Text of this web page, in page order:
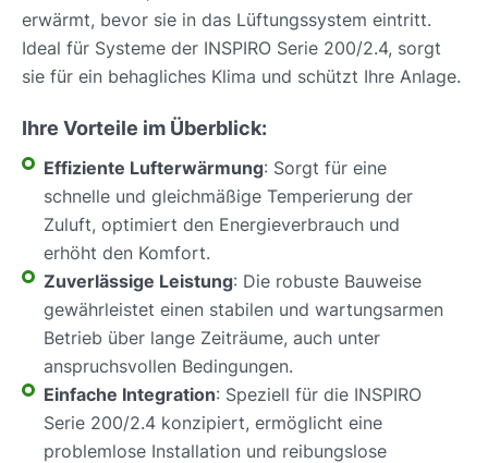
erwärmt, bevor sie in das Lüftungssystem eintritt.
Ideal für Systeme der INSPIRO Serie 200/2.4, sorgt
sie für ein behagliches Klima und schützt Ihre Anlage.
Ihre Vorteile im Überblick:
Effiziente Lufterwärmung: Sorgt für eine
schnelle und gleichmäßige Temperierung der
Zuluft, optimiert den Energieverbrauch und
erhöht den Komfort.
Zuverlässige Leistung: Die robuste Bauweise
gewährleistet einen stabilen und wartungsarmen
Betrieb über lange Zeiträume, auch unter
anspruchsvollen Bedingungen.
Einfache Integration: Speziell für die INSPIRO
Serie 200/2.4 konzipiert, ermöglicht eine
problemlose Installation und reibungslose